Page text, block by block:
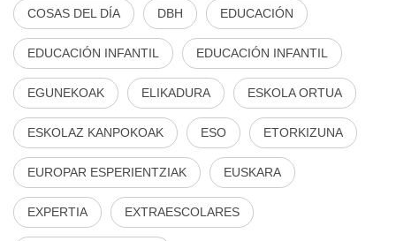
COSAS DEL DÍA DBH EDUCACIÓN
EDUCACIÓN INFANTIL EDUCACIÓN INFANTIL
EGUNEKOAK ELIKADURA ESKOLA ORTUA
ESKOLAZ KANPOKOAK ESO ETORKIZUNA
EUROPAR ESPERIENTZIAK EUSKARA
EXPERTIA EXTRAESCOLARES